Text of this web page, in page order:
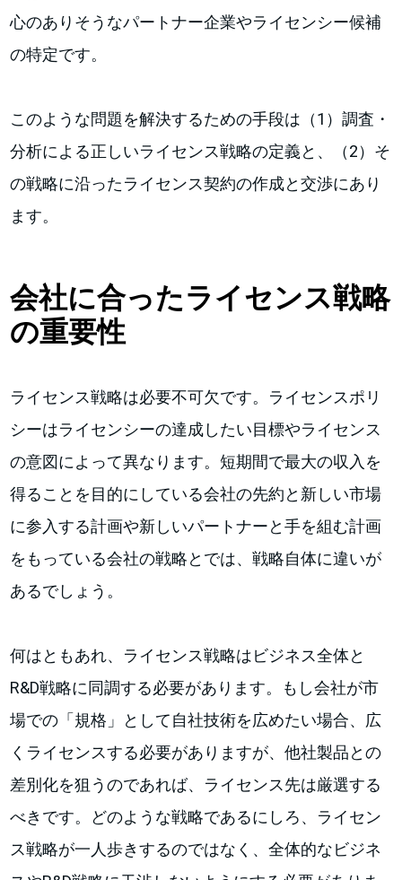
心のありそうなパートナー企業やライセンシー候補
の特定です。
このような問題を解決するための手段は（1）調査・
分析による正しいライセンス戦略の定義と、（2）そ
の戦略に沿ったライセンス契約の作成と交渉にあり
ます。
会社に合ったライセンス戦略
の重要性
ライセンス戦略は必要不可欠です。ライセンスポリ
シーはライセンシーの達成したい目標やライセンス
の意図によって異なります。短期間で最大の収入を
得ることを目的にしている会社の先約と新しい市場
に参入する計画や新しいパートナーと手を組む計画
をもっている会社の戦略とでは、戦略自体に違いが
あるでしょう。
何はともあれ、ライセンス戦略はビジネス全体と
R&D戦略に同調する必要があります。もし会社が市
場での「規格」として自社技術を広めたい場合、広
くライセンスする必要がありますが、他社製品との
差別化を狙うのであれば、ライセンス先は厳選する
べきです。どのような戦略であるにしろ、ライセン
ス戦略が一人歩きするのではなく、全体的なビジネ